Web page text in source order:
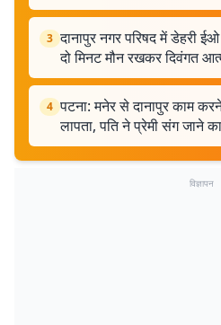
3 दानापुर नगर परिषद में डेहरी
दो मिनट मौन रखकर दिवंगत
4 पटना: मनेर से दानापुर काम
लापता, पति ने प्रेमी संग जाने
विज्ञापन